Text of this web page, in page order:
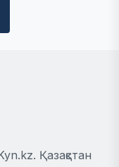
Қазақстан